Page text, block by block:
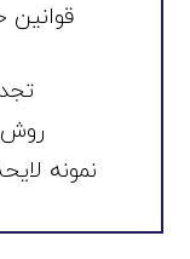
نمونه